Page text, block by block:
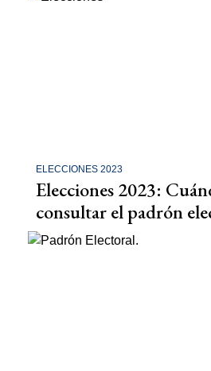
ELECCIONES 2023
Elecciones 2023:
consultar el padrón